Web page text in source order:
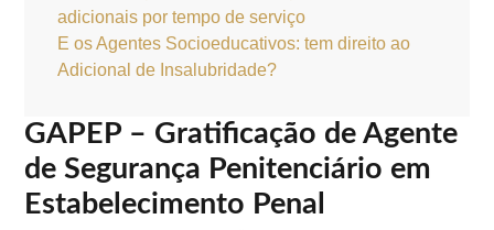
adicionais por tempo de serviço
E os Agentes Socioeducativos: tem direito ao
Adicional de Insalubridade?
GAPEP – Gratificação de Agente
de Segurança Penitenciário em
Estabelecimento Penal